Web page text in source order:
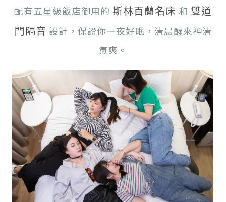
配有五星級飯店御用的 斯林百蘭名床 和 雙道
門隔音 設計，保證你一夜好眠，清晨醒來神清
氣爽。